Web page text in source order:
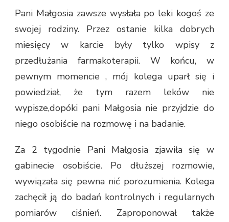
Pani Małgosia zawsze wysłała po leki kogoś ze
swojej rodziny. Przez ostanie kilka dobrych
miesięcy w karcie były tylko wpisy z
przedłużania farmakoterapii. W końcu, w
pewnym momencie , mój kolega uparł się i
powiedział, że tym razem leków nie
wypisze,dopóki pani Małgosia nie przyjdzie do
niego osobiście na rozmowę i na badanie.
Za 2 tygodnie Pani Małgosia zjawiła się w
gabinecie osobiście. Po dłuższej rozmowie,
wywiązała się pewna nić porozumienia. Kolega
zachęcił ją do badań kontrolnych i regularnych
pomiarów ciśnień. Zaproponował także